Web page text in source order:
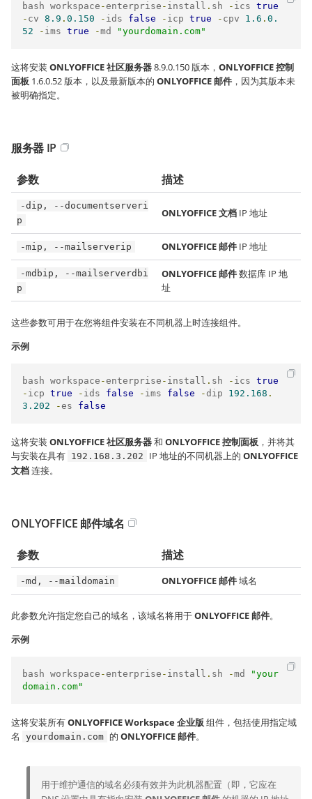
bash workspace -enterprise - install . sh - ics true
- cv 8.9 . 0.150 - ids false - icp true - cpv 1.6 . 0.
52
- ims true -md "yourdomain.com"
这将安装 ONLYOFFICE 社区服务器8.9.0.150 版本， ONLYOFFICE 控制
面板 1.6.0.52 版本，以及最新版本的 ONLYOFFICE 邮件 ，因为其版本未
被明确指定。
服务器 IP
参数 描述
-dip, --documentserveri
p
ONLYOFFICE 文档 IP 地址
-mip, --mailserverip ONLYOFFICE 邮件 IP 地址
-mdbip, --mailserverdbi
p
ONLYOFFICE 邮件数据库 IP 地
址
这些参数可用于在您将组件安装在不同机器上时连接组件。
示例
bash workspace -enterprise - install . sh - ics true
- icp true - ids false - ims false -dip 192.168 .
3.202
-es false
这将安装 ONLYOFFICE 社区服务器和 ONLYOFFICE 控制面板 ，并将其
与安装在具有 192.168.3.202 IP 地址的不同机器上的 ONLYOFFICE
文档连接。
ONLYOFFICE 邮件域名
参数 描述
-md, --maildomain ONLYOFFICE 邮件域名
此参数允许指定您自己的域名，该域名将用于ONLYOFFICE 邮件。
示例
bash workspace -enterprise - install . sh -md
"your
domain.com"
这将安装所有ONLYOFFICE Workspace 企业版 组件，包括使用指定域
名
yourdomain.com 的 ONLYOFFICE 邮件。
用于维护通信的域名必须有效并为此机器配置（即，它应在